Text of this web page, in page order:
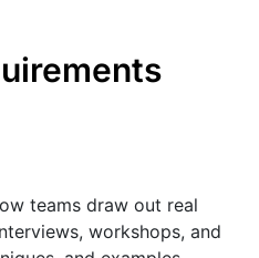
teams draw out real
workshops, and